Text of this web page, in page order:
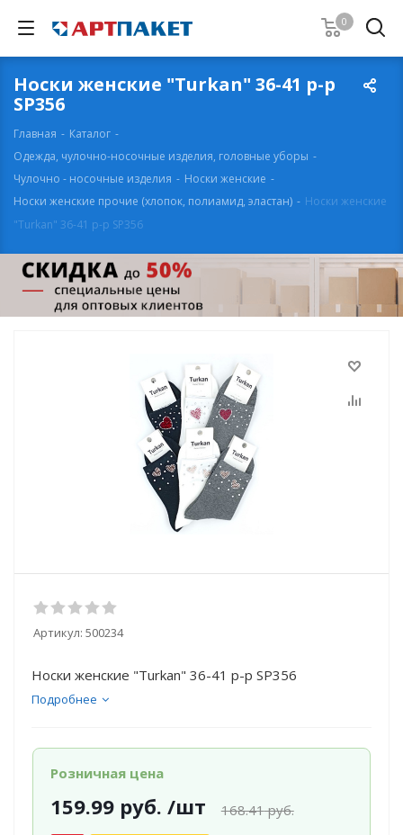
0
Носки женские "Turkan" 36-41 р-р
SP356
Главная - Каталог -
Одежда, чулочно-носочные изделия, головные уборы -
Чулочно - носочные изделия - Носки женские -
Носки женские прочие (хлопок, полиамид, эластан) - Носки женские
"Turkan" 36-41 р-р SP356
Артикул: 500234
Носки женские "Turkan" 36-41 р-р SP356
Подробнее
Розничная цена
159.99руб. /шт 168.41руб.